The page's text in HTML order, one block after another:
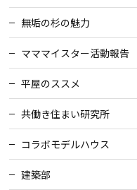
サイトマップ
無垢の杉の魅力
マママイスター活動報告
平屋のススメ
共働き住まい研究所
コラボモデルハウス
建築部